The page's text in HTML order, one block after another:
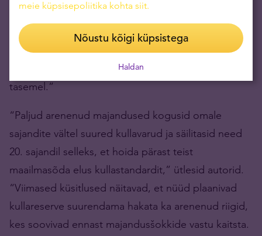
arenevad riigid,” kirjutati raportis. “Alates 2018.
aastast on kõik BRICSi liikmed oma kullareserve
ülejäänud maailmast kiiremini suurendanud,
vaatamata sellele, et hinnad on ajalooliselt kõrgel
tasemel.”
“Paljud arenenud majandused kogusid omale
sajandite vältel suured kullavarud ja säilitasid need
20. sajandil selleks, et hoida pärast teist
maailmasõda elus kullastandardit,” ütlesid autorid.
“Viimased küsitlused näitavad, et nüüd plaanivad
kullareserve suurendama hakata ka arenenud riigid,
kes soovivad ennast majandusšokkide vastu kaitsta.
meie küpsisepoliitika kohta siit.
Nõustu kõigi küpsistega
Haldan